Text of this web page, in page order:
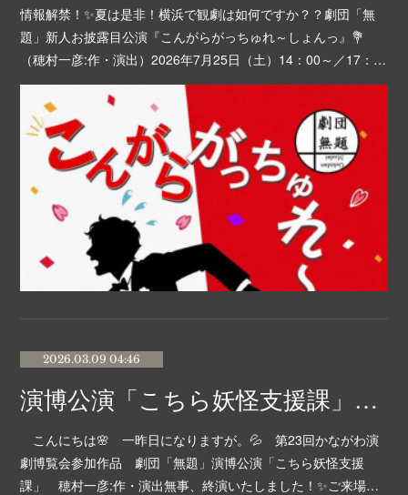
情報解禁！✨夏は是非！横浜で観劇は如何ですか？？劇団「無
題」新人お披露目公演『こんがらがっちゅれ～しょんっ』💐
（穂村一彦:作・演出）2026年7月25日（土）14：00～／17：…
2026.03.09 04:46
演博公演「こちら妖怪支援課」無事終演！
こんにちは🌸 一昨日になりますが。💦 第23回かながわ演
劇博覧会参加作品 劇団「無題」演博公演「こちら妖怪支援
課」 穂村一彦:作・演出無事、終演いたしました！✨ご来場…